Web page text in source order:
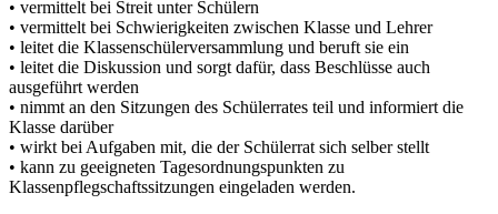
• vermittelt bei Streit unter Schülern
• vermittelt bei Schwierigkeiten zwischen Klasse und Lehrer
• leitet die Klassenschülerversammlung und beruft sie ein
• leitet die Diskussion und sorgt dafür, dass Beschlüsse auch
ausgeführt werden
• nimmt an den Sitzungen des Schülerrates teil und informiert die
Klasse darüber
• wirkt bei Aufgaben mit, die der Schülerrat sich selber stellt
• kann zu geeigneten Tagesordnungspunkten zu
Klassenpflegschaftssitzungen eingeladen werden.